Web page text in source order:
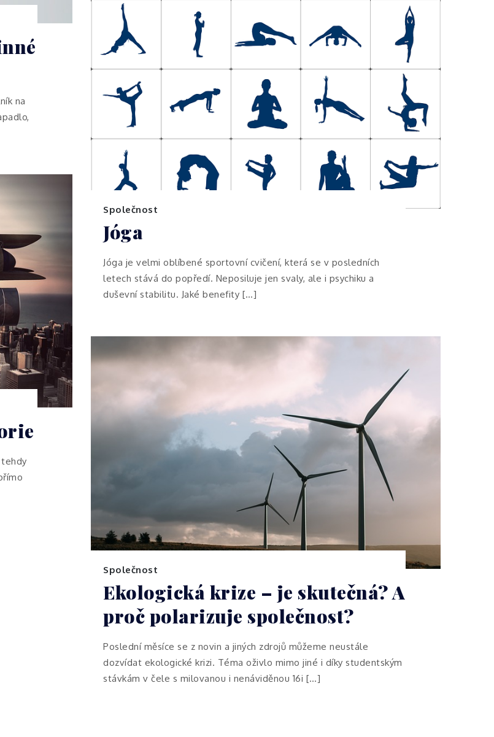
na
Společnost
Jóga
Jóga je velmi oblíbené sportovní cvičení, která se v posledních
letech stává do popředí. Neposiluje jen svaly, ale i psychiku a
duševní stabilitu. Jaké benefity […]
Společnost
Ekologická krize – je skutečná? A
proč polarizuje společnost?
Poslední měsíce se z novin a jiných zdrojů můžeme neustále
dozvídat ekologické krizi. Téma oživlo mimo jiné i díky studentským
stávkám v čele s milovanou i nenáviděnou 16i […]